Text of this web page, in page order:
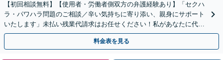
【初回相談無料】【使用者・労働者側双方の弁護経験あり】「セクハ
ラ・パワハラ問題のご相談／辛い気持ちに寄り添い、親身にサポート
いたします」未払い残業代請求はお任せください！私があなたに代わ
って会社側と交渉いたします【休日・夜間相談可】
料金表を見る